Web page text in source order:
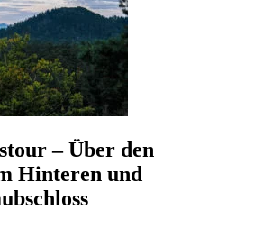
– Über den
Hinteren und